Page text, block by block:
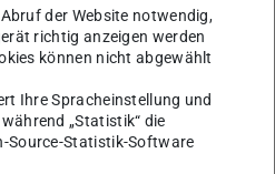
Dafür müssen Sie Ihren
Semesterbeitrag bezahlen,
ID) freischalten lassen. In
TUCaN können Sie
11.10.2021 für Ihre Module
Näheres wird in der
der Website notwendig,
richtig anzeigen werden
können nicht abgewählt
Ihre Spracheinstellung und
„Statistik“ die
Source-Statistik-Software